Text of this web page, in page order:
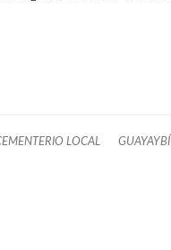
LOCAL GUAYAYBÍ